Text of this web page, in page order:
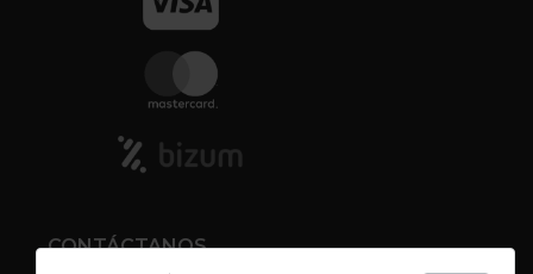
CONTÁCTANOS